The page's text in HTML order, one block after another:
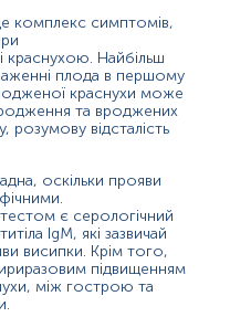
діагноз краснухи
ПЛР-тестом.
при наявності
підвищення
до та під час
з хворим на
невідомої етіології.
комплекс симптомів,
краснухою. Найбільш
плода в першому
краснухи може
та вроджених
розумову відсталість
оскільки прояви
є серологічний
IgM, які зазвичай
висипки. Крім того,
підвищенням
між гострою та